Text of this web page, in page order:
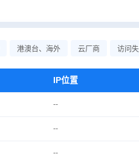
港澳台、海外 云厂商 访问
IP位置
--
--